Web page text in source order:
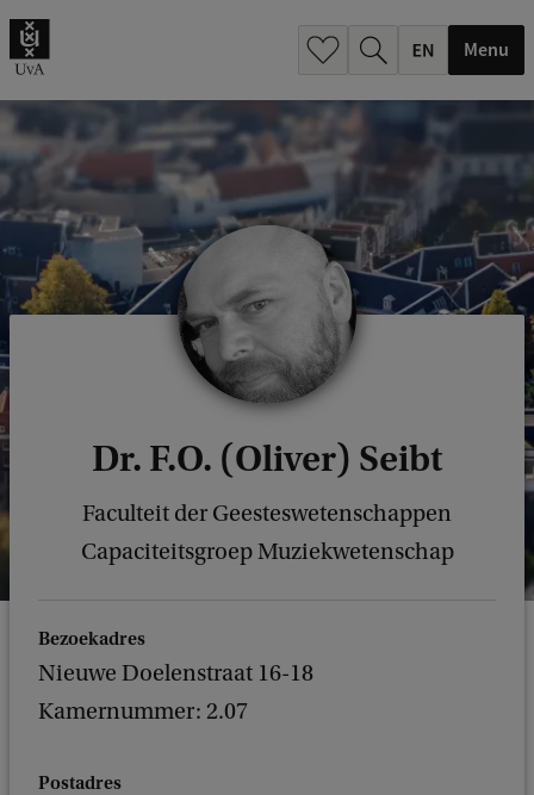
Menu
Dr. F.O. (Oliver) Seibt
Faculteit der Geesteswetenschappen
Capaciteitsgroep Muziekwetenschap
Bezoekadres
Nieuwe Doelenstraat 16-18
Kamernummer: 2.07
Postadres